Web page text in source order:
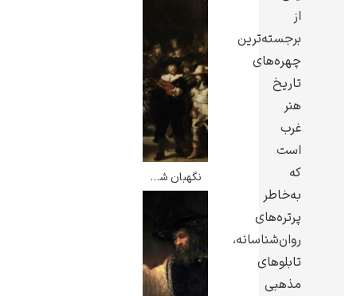
گوستاو کلیمت
از
برجسته‌ترین
چهره‌های
تاریخ
هنر
غرب
است
که
به‌خاطر
پرتره‌های
روان‌شناسانه،
تابلوهای
مذهبی
نگهبان شب – رامبرانت